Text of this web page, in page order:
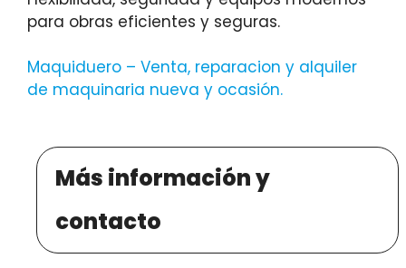
para obras eficientes y seguras.
Maquiduero – Venta, reparacion y alquiler
de maquinaria nueva y ocasión.
Más información y
contacto